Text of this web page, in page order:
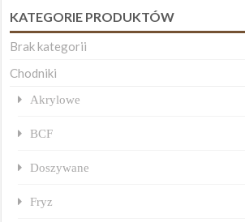
KATEGORIE PRODUKTÓW
Brak kategorii
Chodniki
Akrylowe
BCF
Doszywane
Fryz